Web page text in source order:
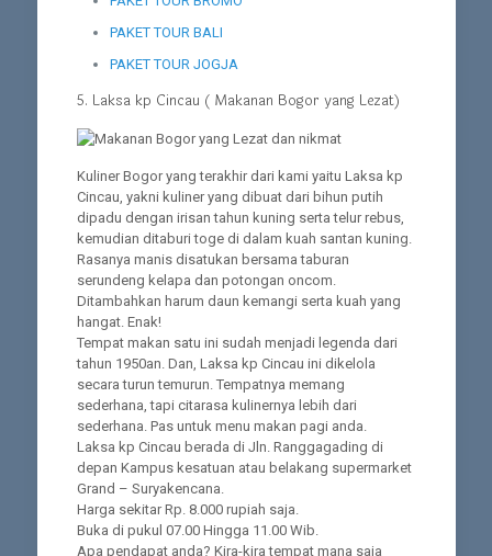
PAKET TOUR BALI
PAKET TOUR JOGJA
5. Laksa kp Cincau ( Makanan Bogor yang Lezat)
Kuliner Bogor yang terakhir dari kami yaitu Laksa kp
Cincau, yakni kuliner yang dibuat dari bihun putih
dipadu dengan irisan tahun kuning serta telur rebus,
kemudian ditaburi toge di dalam kuah santan kuning.
Rasanya manis disatukan bersama taburan
serundeng kelapa dan potongan oncom.
Ditambahkan harum daun kemangi serta kuah yang
hangat. Enak!
Tempat makan satu ini sudah menjadi legenda dari
tahun 1950an. Dan, Laksa kp Cincau ini dikelola
secara turun temurun. Tempatnya memang
sederhana, tapi citarasa kulinernya lebih dari
sederhana. Pas untuk menu makan pagi anda.
Laksa kp Cincau berada di Jln. Ranggagading di
depan Kampus kesatuan atau belakang supermarket
Grand – Suryakencana.
Harga sekitar Rp. 8.000 rupiah saja.
Buka di pukul 07.00 Hingga 11.00 Wib.
Apa pendapat anda? Kira-kira tempat mana saja